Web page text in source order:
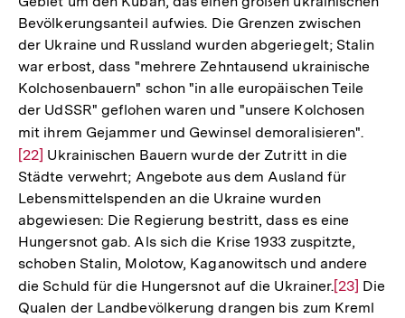
Bevölkerungsanteil aufwies. Die Grenzen zwischen
der Ukraine und Russland wurden abgeriegelt; Stalin
war erbost, dass "mehrere Zehntausend ukrainische
Kolchosenbauern" schon "in alle europäischen Teile
der UdSSR" geflohen waren und "unsere Kolchosen
mit ihrem Gejammer und Gewinsel demoralisieren".
[22] Ukrainischen Bauern wurde der Zutritt in die
Städte verwehrt; Angebote aus dem Ausland für
Lebensmittelspenden an die Ukraine wurden
abgewiesen: Die Regierung bestritt, dass es eine
Hungersnot gab. Als sich die Krise 1933 zuspitzte,
schoben Stalin, Molotow, Kaganowitsch und andere
die Schuld für die Hungersnot auf die Ukrainer.Zur
Auflösung
[23] Die
Qualen der Landbevölkerung drangen bis zum Kreml